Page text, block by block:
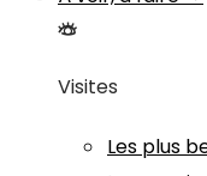
Visites
Les plus